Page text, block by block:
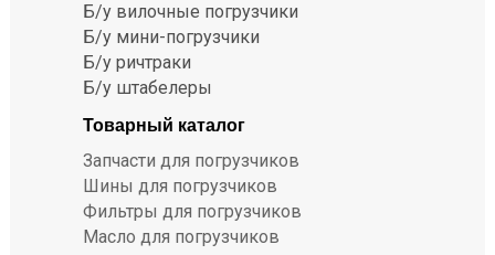
Б/у вилочные погрузчики
Б/у мини-погрузчики
Б/у ричтраки
Б/у штабелеры
Товарный каталог
Запчасти для погрузчиков
Шины для погрузчиков
Фильтры для погрузчиков
Масло для погрузчиков